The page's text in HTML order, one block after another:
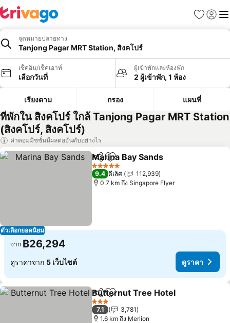
รายการโป
เข้าสู่ร
เมนู
จุดหมายปลายทาง
Tanjong Pagar MRT Station, สิงคโปร์
เช็คอิน/เช็คเอาท์
เลือกวันที่
ผู้เข้าพักและห้องพัก
2 ผู้เข้าพัก, 1 ห้อง
เรียงตาม กรอง แผนที่
ที่พักใน สิงคโปร์ ใกล้ Tanjong Pagar MRT Station
(สิงคโปร์, สิงคโปร์)
ค่าคอมมิชชั่นมีผลต่ออันดับอย่างไร
ตัวเลือกยอดนิยม
แชร์ เพิ่มในรายการโปรด
Marina Bay Sands
5 ดาว
9.4 ดีเลิศ
112,939
0.7 km ถึง Singapore Flyer
จาก ฿26,294
ดูราคาจาก 5 เว็บไซต์ ดูราคา
แชร์ เพิ่มในรายการโปรด
Butternut Tree Hotel
3 ดาว
7.1
3,781
1.6 km ถึง Merlion